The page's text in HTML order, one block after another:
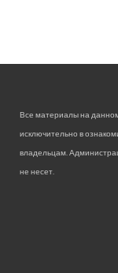
Все материалы на данном
исключительно в
владельцам.
не несет.